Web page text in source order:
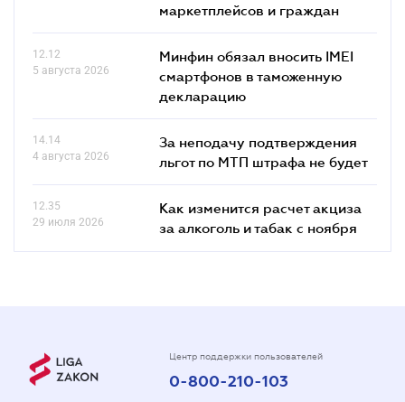
маркетплейсов и граждан
12.12
5 августа 2026
Минфин обязал вносить IMEI
смартфонов в таможенную
декларацию
14.14
4 августа 2026
За неподачу подтверждения
льгот по МТП штрафа не будет
12.35
29 июля 2026
Как изменится расчет акциза
за алкоголь и табак с ноября
Центр поддержки пользователей
0-800-210-103